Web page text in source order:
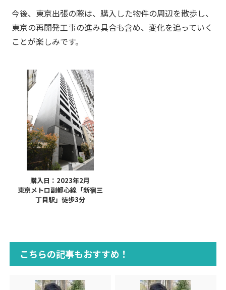
今後、東京出張の際は、購入した物件の周辺を散歩し、
東京の再開発工事の進み具合も含め、変化を追っていく
ことが楽しみです。
購入日：2023年2月
東京メトロ副都心線「新宿三
丁目駅」徒歩3分
こちらの記事もおすすめ！